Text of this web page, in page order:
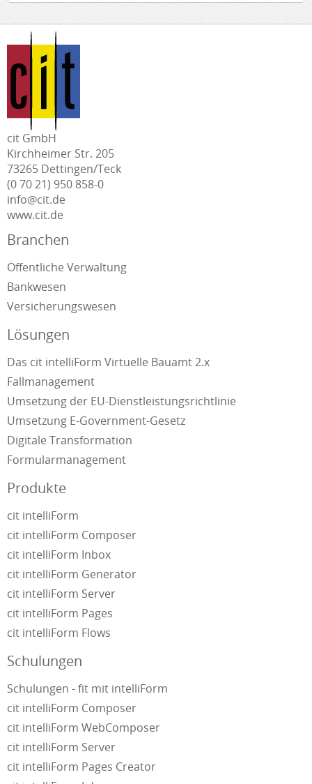
cit GmbH
Kirchheimer Str. 205
73265 Dettingen/Teck
(0 70 21) 950 858-0
info@cit.de
www.cit.de
Branchen
Öffentliche Verwaltung
Bankwesen
Versicherungswesen
Lösungen
Das cit intelliForm Virtuelle Bauamt 2.x
Fallmanagement
Umsetzung der EU-Dienstleistungsrichtlinie
Umsetzung E-Government-Gesetz
Digitale Transformation
Formularmanagement
Produkte
cit intelliForm
cit intelliForm Composer
cit intelliForm Inbox
cit intelliForm Generator
cit intelliForm Server
cit intelliForm Pages
cit intelliForm Flows
Schulungen
Schulungen - fit mit intelliForm
cit intelliForm Composer
cit intelliForm WebComposer
cit intelliForm Server
cit intelliForm Pages Creator